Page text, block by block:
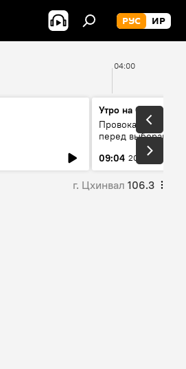
РУС ИР
04:00
Утро на Спутнике
Провокации со
перед выборами в
09:04 20 мин
г. Цхинвал 106.3